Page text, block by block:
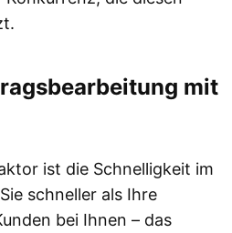
mit
ist die Schnelligkeit im
schneller als Ihre
bei Ihnen – das